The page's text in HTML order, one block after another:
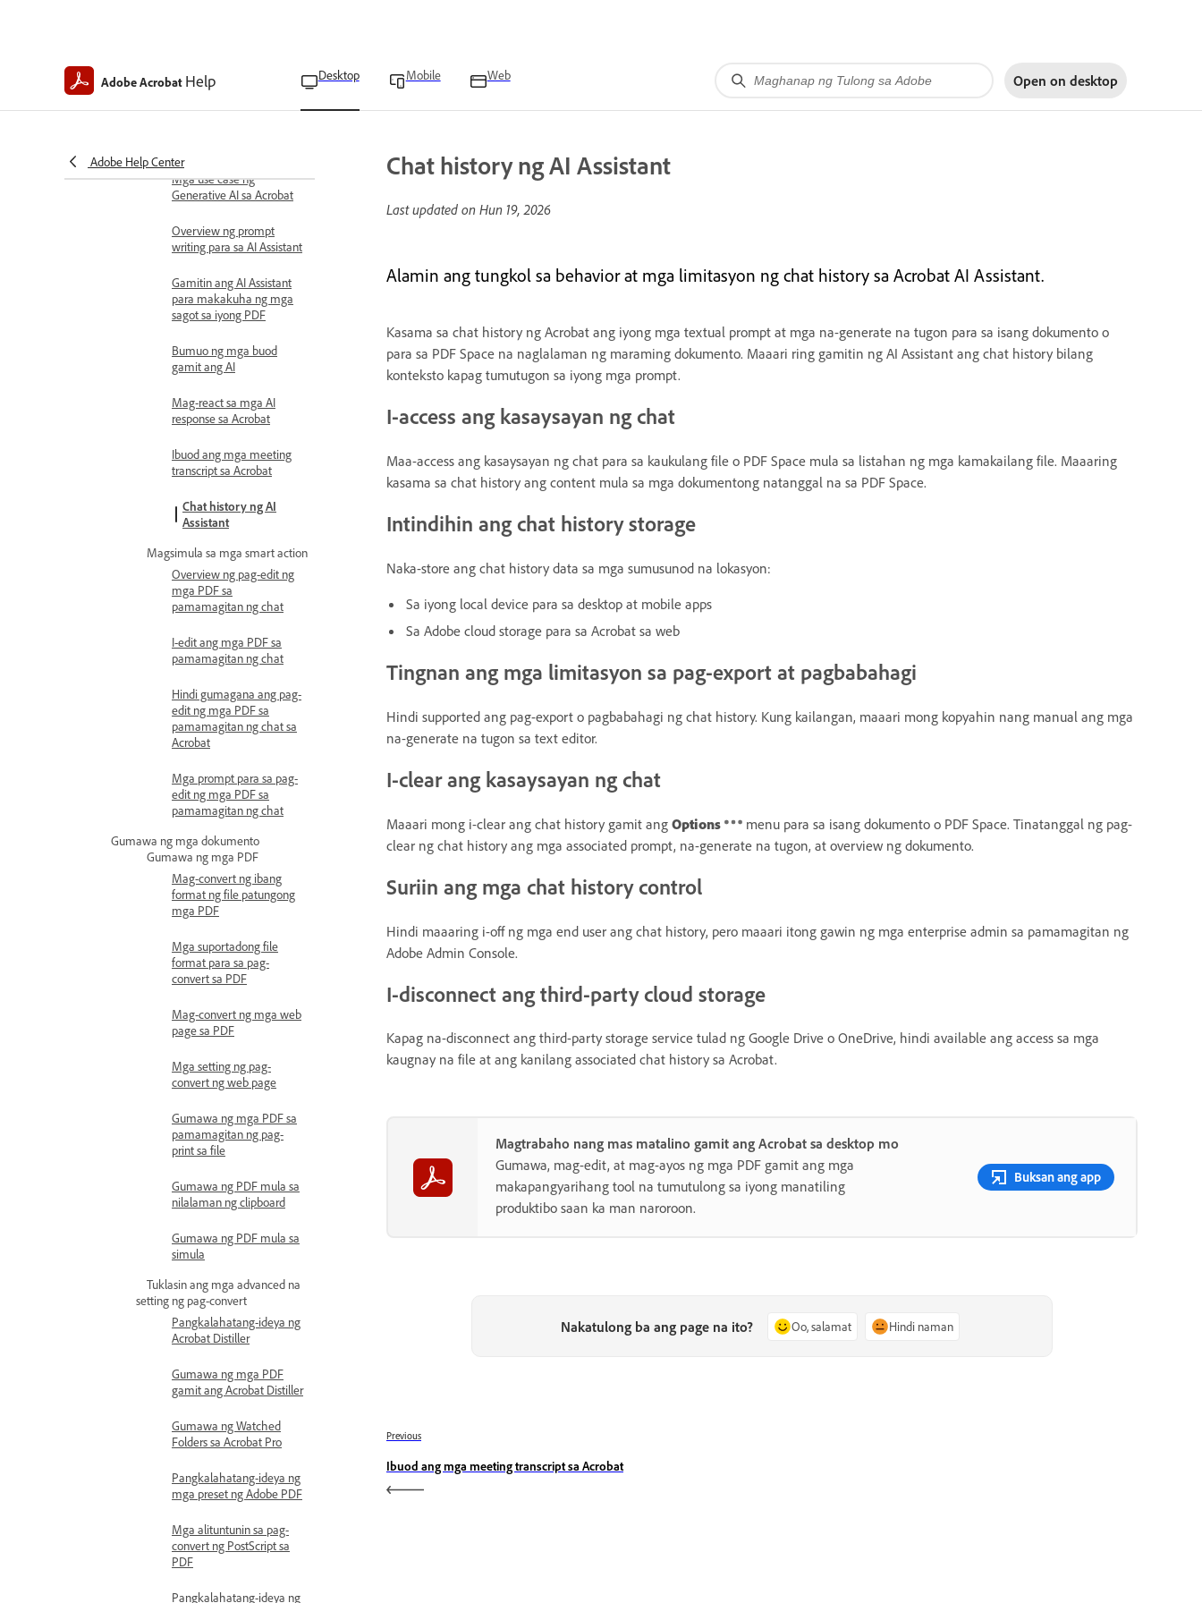
Adobe Acrobat Help Desktop Mobile Web Open on desktop
Adobe Help Center
Gumawa ng mga podcast
sa Adobe Acrobat
features sa acrobat
Mga use case ng
Generative AI sa Acrobat
Overview ng prompt
writing para sa AI Assistant
Gamitin ang AI Assistant
para makakuha ng mga
sagot sa iyong PDF
Bumuo ng mga buod
gamit ang AI
Mag-react sa mga AI
response sa Acrobat
Ibuod ang mga meeting
transcript sa Acrobat
Chat history ng AI
Assistant
Magsimula sa mga smart action
Overview ng pag-edit ng
mga PDF sa
pamamagitan ng chat
I-edit ang mga PDF sa
pamamagitan ng chat
Hindi gumagana ang pag-
edit ng mga PDF sa
pamamagitan ng chat sa
Acrobat
Mga prompt para sa pag-
edit ng mga PDF sa
pamamagitan ng chat
Gumawa ng mga dokumento
Gumawa ng mga PDF
Mag-convert ng ibang
format ng file patungong
mga PDF
Mga suportadong file
format para sa pag-
convert sa PDF
Mag-convert ng mga web
page sa PDF
Mga setting ng pag-
convert ng web page
Gumawa ng mga PDF sa
pamamagitan ng pag-
print sa file
Gumawa ng PDF mula sa
nilalaman ng clipboard
Gumawa ng PDF mula sa
simula
Tuklasin ang mga advanced na
setting ng pag-convert
Pangkalahatang-ideya ng
Acrobat Distiller
Gumawa ng mga PDF
gamit ang Acrobat Distiller
Gumawa ng Watched
Folders sa Acrobat Pro
Pangkalahatang-ideya ng
mga preset ng Adobe PDF
Mga alituntunin sa pag-
convert ng PostScript sa
PDF
Pangkalahatang-ideya ng
Chat history ng AI Assistant
Last updated on Hun 19, 2026
Alamin ang tungkol sa behavior at mga limitasyon ng chat history sa Acrobat AI Assistant.
Kasama sa chat history ng Acrobat ang iyong mga textual prompt at mga na-generate na tugon para sa isang dokumento o
para sa PDF Space na naglalaman ng maraming dokumento. Maaari ring gamitin ng AI Assistant ang chat history bilang
konteksto kapag tumutugon sa iyong mga prompt.
I-access ang kasaysayan ng chat
Maa-access ang kasaysayan ng chat para sa kaukulang file o PDF Space mula sa listahan ng mga kamakailang file. Maaaring
kasama sa chat history ang content mula sa mga dokumentong natanggal na sa PDF Space.
Intindihin ang chat history storage
Naka-store ang chat history data sa mga sumusunod na lokasyon:
Sa iyong local device para sa desktop at mobile apps
Sa Adobe cloud storage para sa Acrobat sa web
Tingnan ang mga limitasyon sa pag-export at pagbabahagi
Hindi supported ang pag-export o pagbabahagi ng chat history. Kung kailangan, maaari mong kopyahin nang manual ang mga
na-generate na tugon sa text editor.
I-clear ang kasaysayan ng chat
Maaari mong i-clear ang chat history gamit ang Options
menu para sa isang dokumento o PDF Space. Tinatanggal ng pag-
clear ng chat history ang mga associated prompt, na-generate na tugon, at overview ng dokumento.
Suriin ang mga chat history control
Hindi maaaring i-off ng mga end user ang chat history, pero maaari itong gawin ng mga enterprise admin sa pamamagitan ng
Adobe Admin Console.
I-disconnect ang third-party cloud storage
Kapag na-disconnect ang third-party storage service tulad ng Google Drive o OneDrive, hindi available ang access sa mga
kaugnay na file at ang kanilang associated chat history sa Acrobat.
Magtrabaho nang mas matalino gamit ang Acrobat sa desktop mo
Gumawa, mag-edit, at mag-ayos ng mga PDF gamit ang mga
makapangyarihang tool na tumutulong sa iyong manatiling
produktibo saan ka man naroroon.
Buksan ang app
Nakatulong ba ang page na ito? Oo, salamat Hindi naman
Previous
Ibuod ang mga meeting transcript sa Acrobat